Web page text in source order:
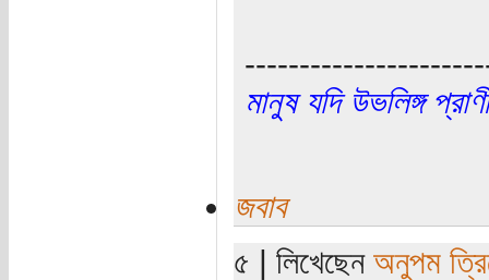
মানুষ যদি উভলিঙ্গ
জবাব
৫ | লিখেছেন অনুপম